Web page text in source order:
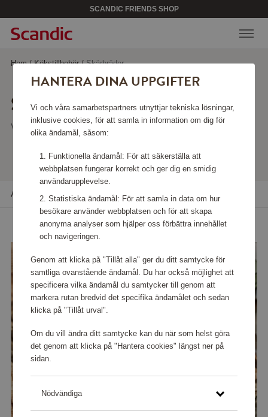
SCANDIC FRIENDS SHOP
Hem/Kökstillbehör/Skärbrädor
SKÄRBRÄDOR
Visar 13 produkter
Alla filter Sortera
HANTERA DINA UPPGIFTER
Vi och våra samarbetspartners utnyttjar tekniska lösningar,
inklusive cookies, för att samla in information om dig för
olika ändamål, såsom:
Funktionella ändamål: För att säkerställa att
webbplatsen fungerar korrekt och ger dig en smidig
användarupplevelse.
Statistiska ändamål: För att samla in data om hur
besökare använder webbplatsen och för att skapa
anonyma analyser som hjälper oss förbättra innehållet
och navigeringen.
Genom att klicka på "Tillåt alla" ger du ditt samtycke för
samtliga ovanstående ändamål. Du har också möjlighet att
specificera vilka ändamål du samtycker till genom att
markera rutan bredvid det specifika ändamålet och sedan
klicka på "Tillåt urval".
Om du vill ändra ditt samtycke kan du när som helst göra
det genom att klicka på "Hantera cookies" längst ner på
sidan.
Nödvändiga